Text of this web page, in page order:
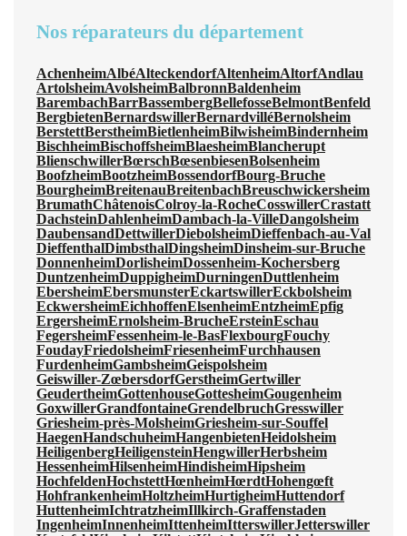
Nos réparateurs du département
AchenheimAlbéAlteckendorfAltenheimAltorfAndlau
ArtolsheimAvolsheimBalbronnBaldenheim
BarembachBarrBassembergBellefosseBelmontBenfeld
BergbietenBernardswillerBernardvilléBernolsheim
BerstettBerstheimBietlenheimBilwisheimBindernheim
BischheimBischoffsheimBlaesheimBlancherupt
BlienschwillerBœrschBœsenbiesenBolsenheim
BoofzheimBootzheimBossendorfBourg-Bruche
BourgheimBreitenauBreitenbachBreuschwickersheim
BrumathChâtenoisColroy-la-RocheCosswillerCrastatt
DachsteinDahlenheimDambach-la-VilleDangolsheim
DaubensandDettwillerDiebolsheimDieffenbach-au-Val
DieffenthalDimbsthalDingsheimDinsheim-sur-Bruche
DonnenheimDorlisheimDossenheim-Kochersberg
DuntzenheimDuppigheimDurningenDuttlenheim
EbersheimEbersmunsterEckartswillerEckbolsheim
EckwersheimEichhoffenElsenheimEntzheimEpfig
ErgersheimErnolsheim-BrucheErsteinEschau
FegersheimFessenheim-le-BasFlexbourgFouchy
FoudayFriedolsheimFriesenheimFurchhausen
FurdenheimGambsheimGeispolsheim
Geiswiller-ZœbersdorfGerstheimGertwiller
GeudertheimGottenhouseGottesheimGougenheim
GoxwillerGrandfontaineGrendelbruchGresswiller
Griesheim-près-MolsheimGriesheim-sur-Souffel
HaegenHandschuheimHangenbietenHeidolsheim
HeiligenbergHeiligensteinHengwillerHerbsheim
HessenheimHilsenheimHindisheimHipsheim
HochfeldenHochstettHœnheimHœrdtHohengœft
HohfrankenheimHoltzheimHurtigheimHuttendorf
HuttenheimIchtratzheimIllkirch-Graffenstaden
IngenheimInnenheimIttenheimItterswillerJetterswiller